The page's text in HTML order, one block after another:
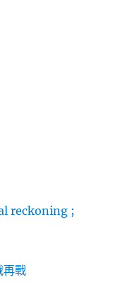
reckoning ;
戰